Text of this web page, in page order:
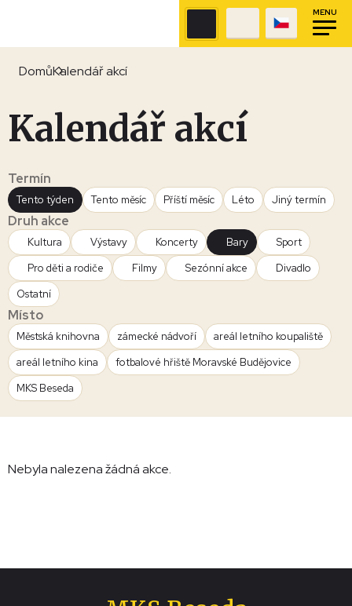
MENU
DomůKalendář akcí
Kalendář akcí
Termín
Tento týden Tento měsíc Příští měsíc Léto Jiný termín
Druh akce
Kultura Výstavy Koncerty Bary
Sport
Pro děti a rodiče
Filmy Sezónní akce
Divadlo
Ostatní
Místo
Městská knihovna zámecké nádvoří
areál letního koupaliště
areál letního kina
fotbalové hřiště Moravské Budějovice
MKS Beseda
Nebyla nalezena žádná akce.